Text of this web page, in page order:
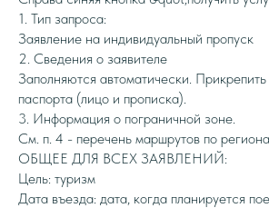
1. Тип запроса:
Заявление на индивидуальный пропуск
2. Сведения о заявителе
Заполняются автоматически.
паспорта (лицо и прописка).
3. Информация о пограничной зоне.
См. п. 4 - перечень маршрутов по
ОБЩЕЕ ДЛЯ ВСЕХ ЗАЯВЛЕНИЙ:
Цель: туризм
Дата въезда: дата, когда планируется